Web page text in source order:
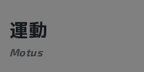
運動
Motus